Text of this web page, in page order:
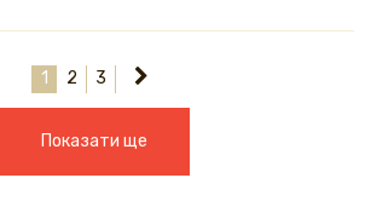
1 2 3
Показати ще